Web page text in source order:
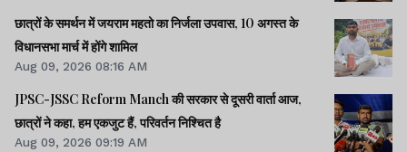
छात्रों के समर्थन में जयराम महतो का निर्जला उपवास, 10 अगस्त के
विधानसभा मार्च में होंगे शामिल
Aug 09, 2026 08:16 AM
JPSC-JSSC Reform Manch की सरकार से दूसरी वार्ता आज,
छात्रों ने कहा, हम एकजुट हैं, परिवर्तन निश्चित है
Aug 09, 2026 09:19 AM